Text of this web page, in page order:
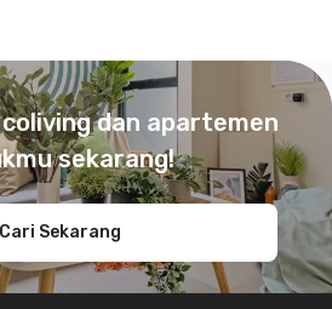
dan apartemen
sekarang!
Cari Sekarang